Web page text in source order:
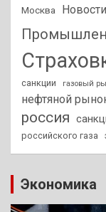
Москва
санкции
газовый
нефтяной
россия
российского газа
Экономика